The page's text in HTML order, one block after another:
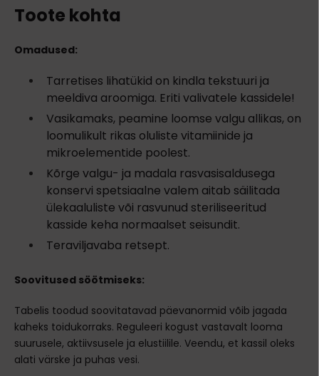
Toote kohta
Omadused:
Tarretises lihatükid on kindla tekstuuri ja
meeldiva aroomiga. Eriti valivatele kassidele!
Vasikamaks, peamine loomse valgu allikas, on
loomulikult rikas oluliste vitamiinide ja
mikroelementide poolest.
Kõrge valgu- ja madala rasvasisaldusega
konservi spetsiaalne valem aitab säilitada
ülekaaluliste või rasvunud steriliseeritud
kasside keha normaalset seisundit.
Teraviljavaba retsept.
Soovitused söötmiseks:
Tabelis toodud soovitatavad päevanormid võib jagada
kaheks toidukorraks. Reguleeri kogust vastavalt looma
suurusele, aktiivsusele ja elustiilile. Veendu, et kassil oleks
alati värske ja puhas vesi.